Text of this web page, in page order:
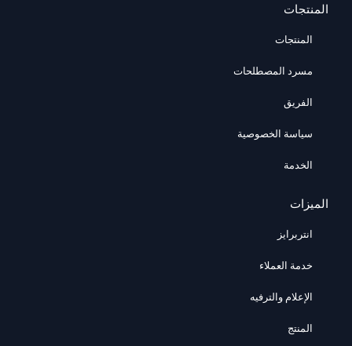
المنتجات
المنتجات
مسرد المصطلحات
الفريق
سياسة الخصوصية
الخدمة
الميزات
انتربرايز
خدمة العملاء
الإعلام والترفيه
المنتج